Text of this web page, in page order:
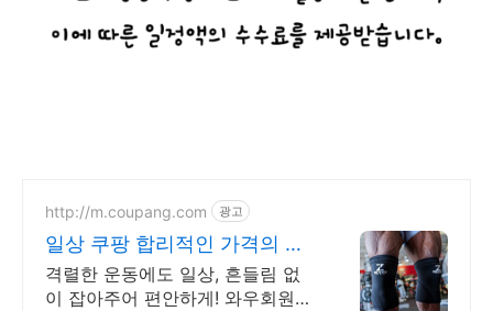
http://m.coupang.com 광고
일상 쿠팡 합리적인 가격의 보
호대
격렬한 운동에도 일상, 흔들림 없
이 잡아주어 편안하게! 와우회원